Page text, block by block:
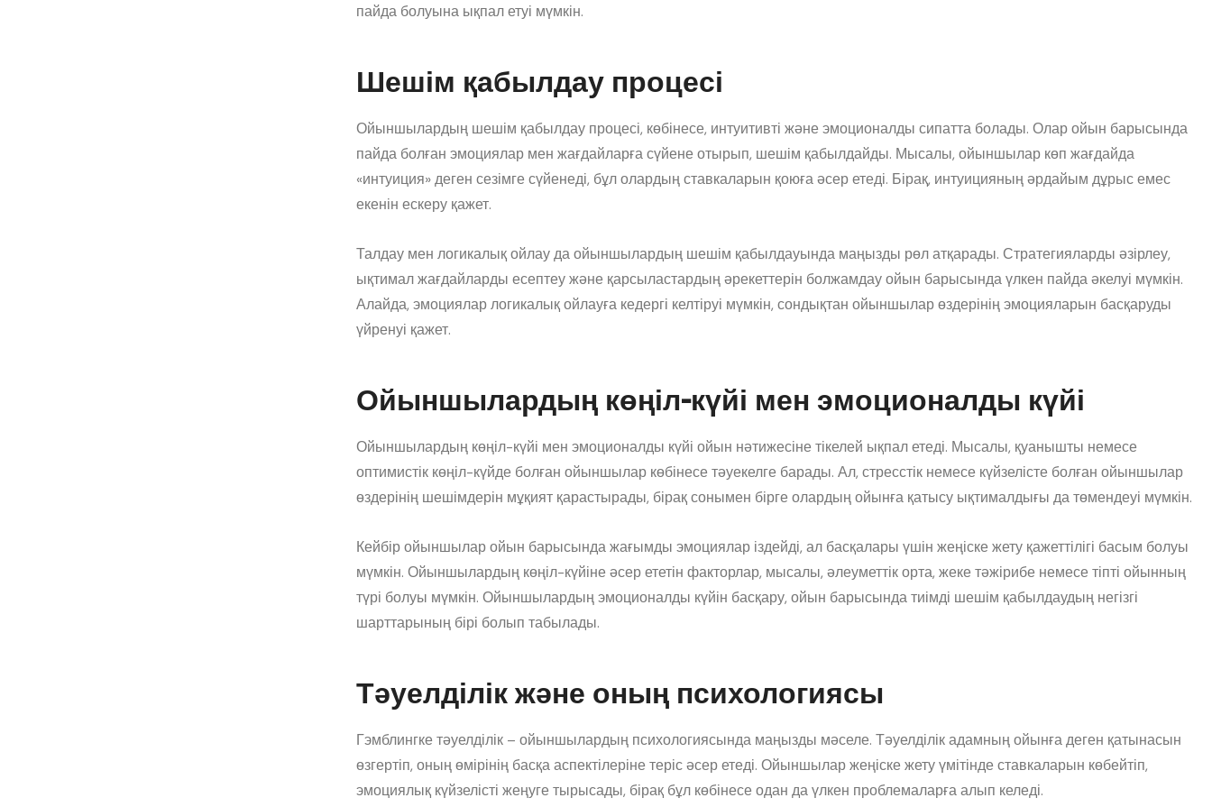
пайда болуына ықпал етуі мүмкін.
Шешім қабылдау процесі
Ойыншылардың шешім қабылдау процесі, көбінесе, интуитивті және эмоционалды сипатта болады. Олар ойын барысында
пайда болған эмоциялар мен жағдайларға сүйене отырып, шешім қабылдайды. Мысалы, ойыншылар көп жағдайда
«интуиция» деген сезімге сүйенеді, бұл олардың ставкаларын қоюға әсер етеді. Бірақ, интуицияның әрдайым дұрыс емес
екенін ескеру қажет.
Талдау мен логикалық ойлау да ойыншылардың шешім қабылдауында маңызды рөл атқарады. Стратегияларды әзірлеу,
ықтимал жағдайларды есептеу және қарсыластардың әрекеттерін болжамдау ойын барысында үлкен пайда әкелуі мүмкін.
Алайда, эмоциялар логикалық ойлауға кедергі келтіруі мүмкін, сондықтан ойыншылар өздерінің эмоцияларын басқаруды
үйренуі қажет.
Ойыншылардың көңіл-күйі мен эмоционалды күйі
Ойыншылардың көңіл-күйі мен эмоционалды күйі ойын нәтижесіне тікелей ықпал етеді. Мысалы, қуанышты немесе
оптимистік көңіл-күйде болған ойыншылар көбінесе тәуекелге барады. Ал, стресстік немесе күйзелісте болған ойыншылар
өздерінің шешімдерін мұқият қарастырады, бірақ сонымен бірге олардың ойынға қатысу ықтималдығы да төмендеуі мүмкін.
Кейбір ойыншылар ойын барысында жағымды эмоциялар іздейді, ал басқалары үшін жеңіске жету қажеттілігі басым болуы
мүмкін. Ойыншылардың көңіл-күйіне әсер ететін факторлар, мысалы, әлеуметтік орта, жеке тәжірибе немесе тіпті ойынның
түрі болуы мүмкін. Ойыншылардың эмоционалды күйін басқару, ойын барысында тиімді шешім қабылдаудың негізгі
шарттарының бірі болып табылады.
Тәуелділік және оның психологиясы
Гэмблингке тәуелділік – ойыншылардың психологиясында маңызды мәселе. Тәуелділік адамның ойынға деген қатынасын
өзгертіп, оның өмірінің басқа аспектілеріне теріс әсер етеді. Ойыншылар жеңіске жету үмітінде ставкаларын көбейтіп,
эмоциялық күйзелісті жеңуге тырысады, бірақ бұл көбінесе одан да үлкен проблемаларға алып келеді.